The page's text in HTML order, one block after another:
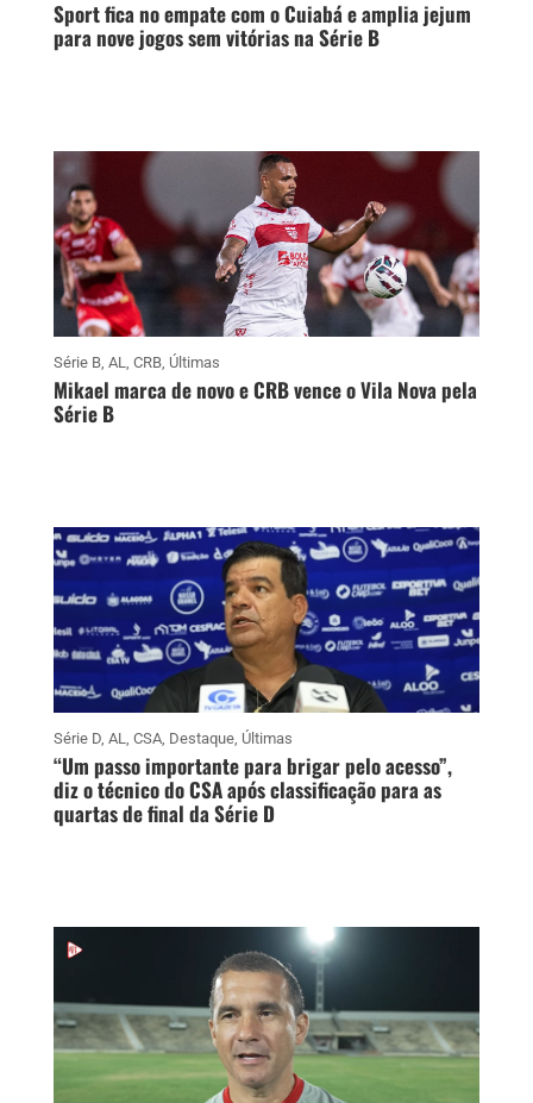
Sport fica no empate com o Cuiabá e amplia jejum
para nove jogos sem vitórias na Série B
Série B, AL, CRB, Últimas
Mikael marca de novo e CRB vence o Vila Nova pela
Série B
Série D, AL, CSA, Destaque, Últimas
“Um passo importante para brigar pelo acesso”,
diz o técnico do CSA após classificação para as
quartas de final da Série D